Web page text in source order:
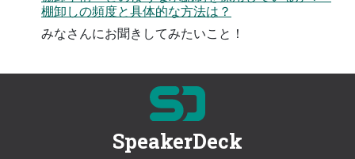
棚卸しの頻度と具体的な⽅法は？
みなさんにお聞きしてみたいこと！
SpeakerDeck